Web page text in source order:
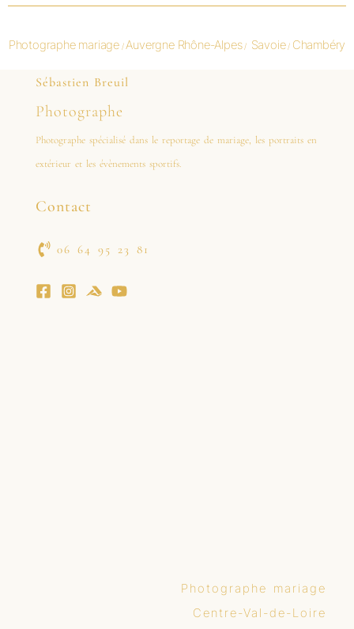
Photographe mariage/Auvergne Rhône-Alpes/ Savoie/ Chambéry
Sébastien Breuil
Photographe
Photographe spécialisé dans le reportage de mariage, les portraits en
extérieur et les évènements sportifs.
Contact
06 64 95 23 81
Photographe mariage
Centre-Val-de-Loire